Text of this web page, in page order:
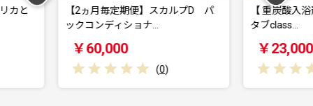
便】スカルプD パ
【 重炭酸入浴剤 】 薬用長湯ホット
タブclass…